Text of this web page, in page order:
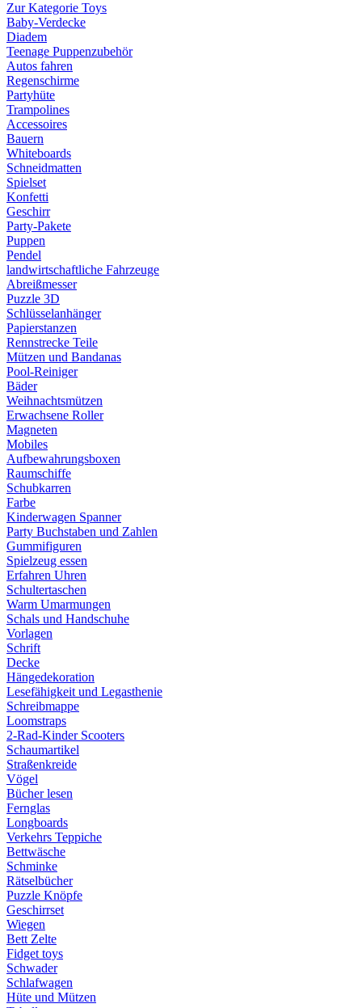
Zur Kategorie Toys
Baby-Verdecke
Diadem
Teenage Puppenzubehör
Autos fahren
Regenschirme
Partyhüte
Trampolines
Accessoires
Bauern
Whiteboards
Schneidmatten
Spielset
Konfetti
Geschirr
Party-Pakete
Puppen
Pendel
landwirtschaftliche Fahrzeuge
Abreißmesser
Puzzle 3D
Schlüsselanhänger
Papierstanzen
Rennstrecke Teile
Mützen und Bandanas
Pool-Reiniger
Bäder
Weihnachtsmützen
Erwachsene Roller
Magneten
Mobiles
Aufbewahrungsboxen
Raumschiffe
Schubkarren
Farbe
Kinderwagen Spanner
Party Buchstaben und Zahlen
Gummifiguren
Spielzeug essen
Erfahren Uhren
Schultertaschen
Warm Umarmungen
Schals und Handschuhe
Vorlagen
Schrift
Decke
Hängedekoration
Lesefähigkeit und Legasthenie
Schreibmappe
Loomstraps
2-Rad-Kinder Scooters
Schaumartikel
Straßenkreide
Vögel
Bücher lesen
Fernglas
Longboards
Verkehrs Teppiche
Bettwäsche
Schminke
Rätselbücher
Puzzle Knöpfe
Geschirrset
Wiegen
Bett Zelte
Fidget toys
Schwader
Schlafwagen
Hüte und Mützen